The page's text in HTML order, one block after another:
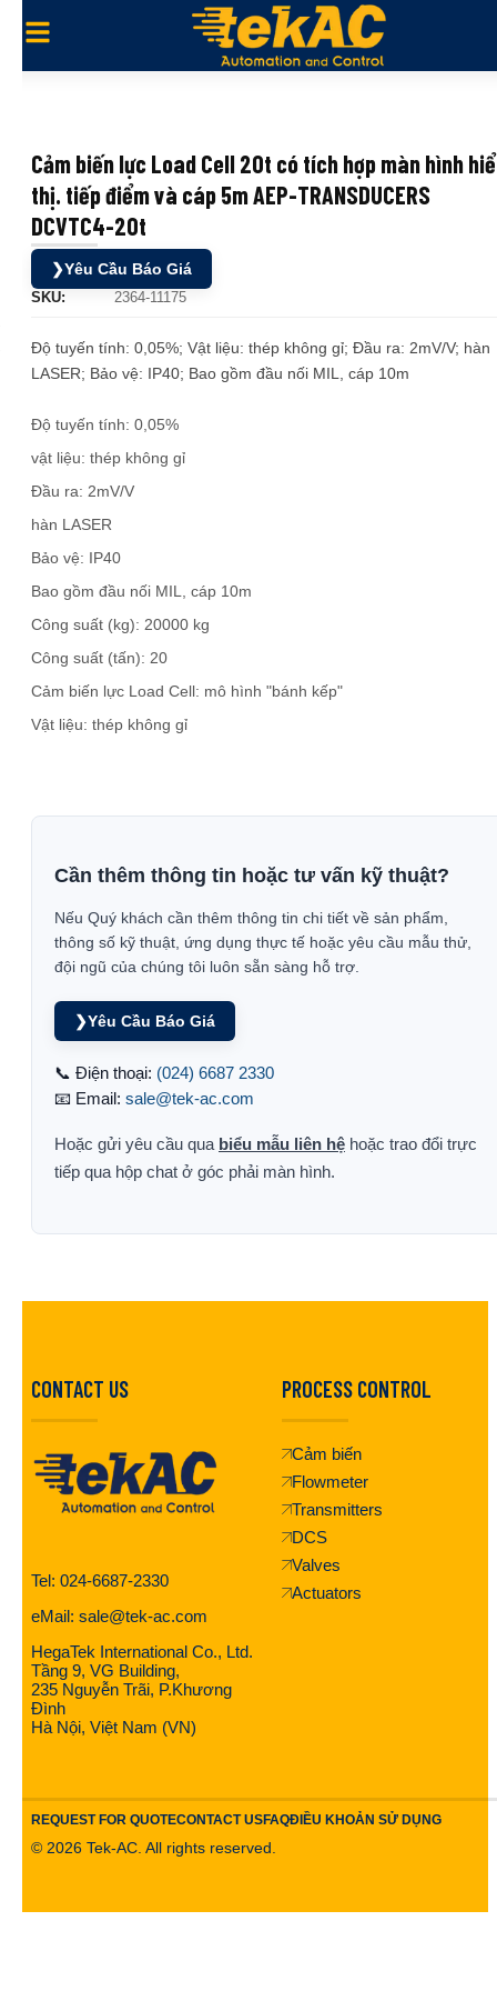
Cảm biến lực Load Cell 20t có tích hợp màn hình
thị. tiếp điểm và cáp 5m AEP-TRANSDUCERS
DCVTC4-20t
❯Yêu Cầu Báo Giá
SKU: 2364-11175
Độ tuyến tính: 0,05%; Vật liệu: thép không gỉ; Đầu ra: 2mV/V; hàn
LASER; Bảo vệ: IP40; Bao gồm đầu nối MIL, cáp 10m
Độ tuyến tính: 0,05%
vật liệu: thép không gỉ
Đầu ra: 2mV/V
hàn LASER
Bảo vệ: IP40
Bao gồm đầu nối MIL, cáp 10m
Công suất (kg): 20000 kg
Công suất (tấn): 20
Cảm biến lực Load Cell: mô hình "bánh kếp"
Vật liệu: thép không gỉ
Cần thêm thông tin hoặc tư vấn kỹ thuật?
Nếu Quý khách cần thêm thông tin chi tiết về sản phẩm,
thông số kỹ thuật, ứng dụng thực tế hoặc yêu cầu mẫu thử,
đội ngũ của chúng tôi luôn sẵn sàng hỗ trợ.
❯Yêu Cầu Báo Giá
📞 Điện thoại: (024) 6687 2330
📧 Email: sale@tek-ac.com
Hoặc gửi yêu cầu qua biểu mẫu liên hệ hoặc trao đổi trực
tiếp qua hộp chat ở góc phải màn hình.
CONTACT US
Tel: 024-6687-2330
eMail: sale@tek-ac.com
HegaTek International Co., Ltd.
Tầng 9, VG Building,
235 Nguyễn Trãi, P.Khương
Đình
Hà Nội, Việt Nam (VN)
PROCESS CONTROL
Cảm biến
Flowmeter
Transmitters
DCS
Valves
Actuators
REQUEST FOR QUOTECONTACT USFAQĐIỀU KHOẢN SỬ DỤNG
© 2026 Tek-AC. All rights reserved.